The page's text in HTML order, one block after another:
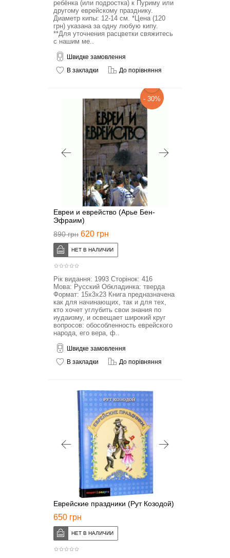
ребёнка (или подростка) к Пуриму или
другому еврейскому празднику.
Диаметр кипы: 12-14 см. *Цена (120
грн) указана за одну любую кипу.
**Для уточнения расцветки свяжитесь
с нашим ме..
Швидке замовлення
В закладки
До порівняння
- 30%
Евреи и еврейство (Арье Бен-
Эфраим)
890 грн 620 грн
Рік видання: 1993 Сторінок: 416
Мова: Русский Обкладинка: тверда
Формат: 15x3x23 Книга предназначена
как для начинающих, так и для тех,
кто хочет углубить свои знания по
иудаизму, и освещает широкий круг
вопросов: обособленность еврейского
народа, его вера, ф..
Швидке замовлення
В закладки
До порівняння
Еврейские праздники (Рут Козодой)
650 грн